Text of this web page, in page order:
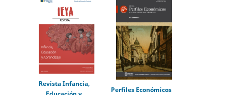
Revista Infancia,
Perfiles Económicos